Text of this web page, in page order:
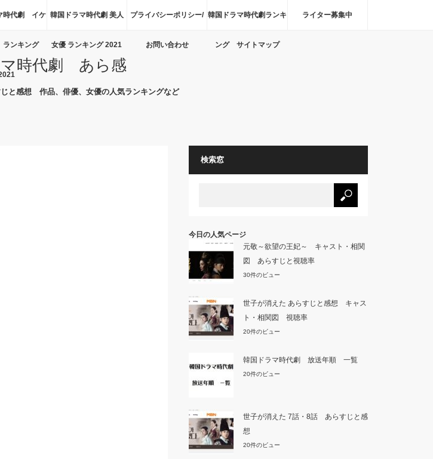
時代劇 イケ
ンキング
韓国ドラマ時代劇 美人
女優 ランキング 2021
プライバシーポリシー/
お問い合わせ
韓国ドラマ時代劇ランキ
ング サイトマップ
ライター募集中
時代劇 あら感
と感想 作品、俳優、女優の人気ランキングなど
検索窓
今日の人気ページ
元敬～欲望の王妃～ キャスト・相関
図 あらすじと視聴率
30件のビュー
世子が消えた あらすじと感想 キャス
ト・相関図 視聴率
20件のビュー
韓国ドラマ時代劇 放送年順 一覧
20件のビュー
世子が消えた 7話・8話 あらすじと感
想
20件のビュー